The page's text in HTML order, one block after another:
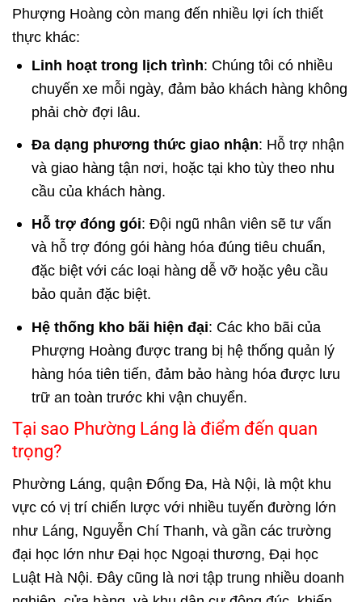
Phượng Hoàng còn mang đến nhiều lợi ích thiết
thực khác:
Linh hoạt trong lịch trình: Chúng tôi có nhiều
chuyến xe mỗi ngày, đảm bảo khách hàng không
phải chờ đợi lâu.
Đa dạng phương thức giao nhận: Hỗ trợ nhận
và giao hàng tận nơi, hoặc tại kho tùy theo nhu
cầu của khách hàng.
Hỗ trợ đóng gói: Đội ngũ nhân viên sẽ tư vấn
và hỗ trợ đóng gói hàng hóa đúng tiêu chuẩn,
đặc biệt với các loại hàng dễ vỡ hoặc yêu cầu
bảo quản đặc biệt.
Hệ thống kho bãi hiện đại: Các kho bãi của
Phượng Hoàng được trang bị hệ thống quản lý
hàng hóa tiên tiến, đảm bảo hàng hóa được lưu
trữ an toàn trước khi vận chuyển.
Tại sao Phường Láng là điểm đến quan
trọng?
Phường Láng, quận Đống Đa, Hà Nội, là một khu
vực có vị trí chiến lược với nhiều tuyến đường lớn
như Láng, Nguyễn Chí Thanh, và gần các trường
đại học lớn như Đại học Ngoại thương, Đại học
Luật Hà Nội. Đây cũng là nơi tập trung nhiều doanh